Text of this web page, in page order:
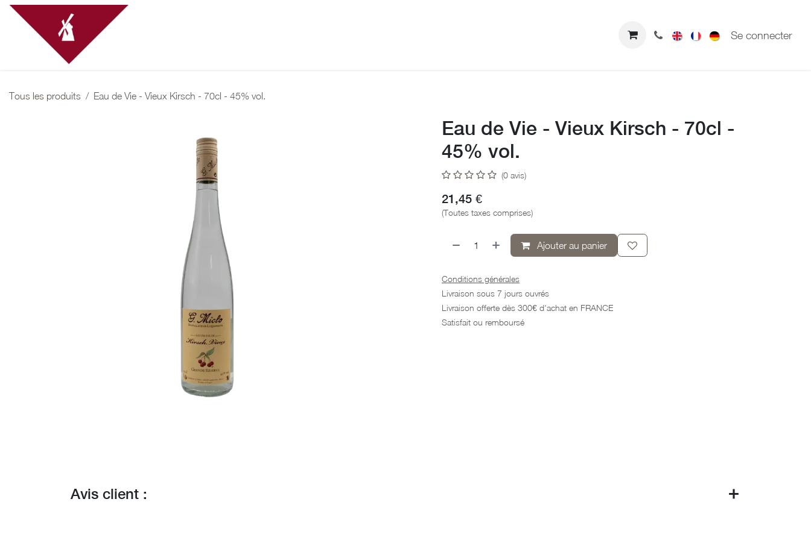
Se rendre au contenu
Boutique Se connecter
Tous les produits Eau de Vie - Vieux Kirsch - 70cl - 45% vol.
Eau de Vie - Vieux Kirsch - 70cl -
45% vol.
(0 avis)
21,45 €
(Toutes taxes comprises)
Ajouter au panier
Conditions générales
Livraison sous 7 jours ouvrés
Livraison offerte dès 300€ d'achat en FRANCE
Satisfait ou remboursé
Avis client :